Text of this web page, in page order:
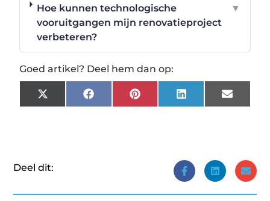
Hoe kunnen technologische
vooruitgangen mijn renovatieproject
verbeteren?
▼
Goed artikel? Deel hem dan op:
X
(Twitter)
FacebookPinterestLinkedInEmail
Deel dit: